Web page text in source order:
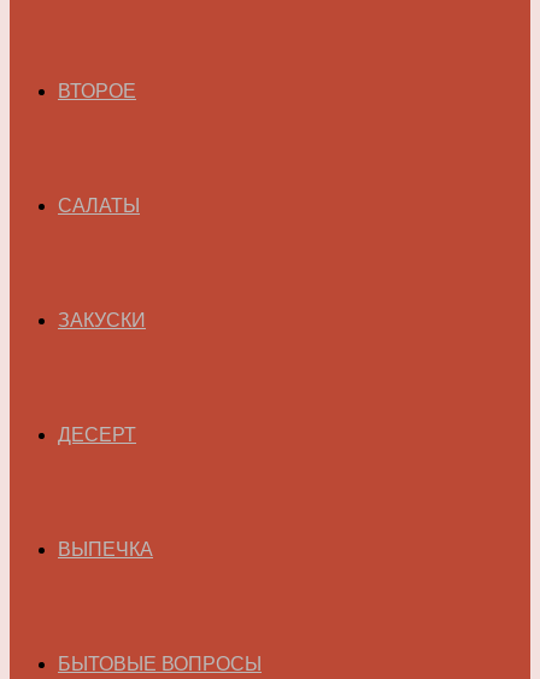
ВТОРОЕ
САЛАТЫ
ЗАКУСКИ
ДЕСЕРТ
ВЫПЕЧКА
БЫТОВЫЕ ВОПРОСЫ